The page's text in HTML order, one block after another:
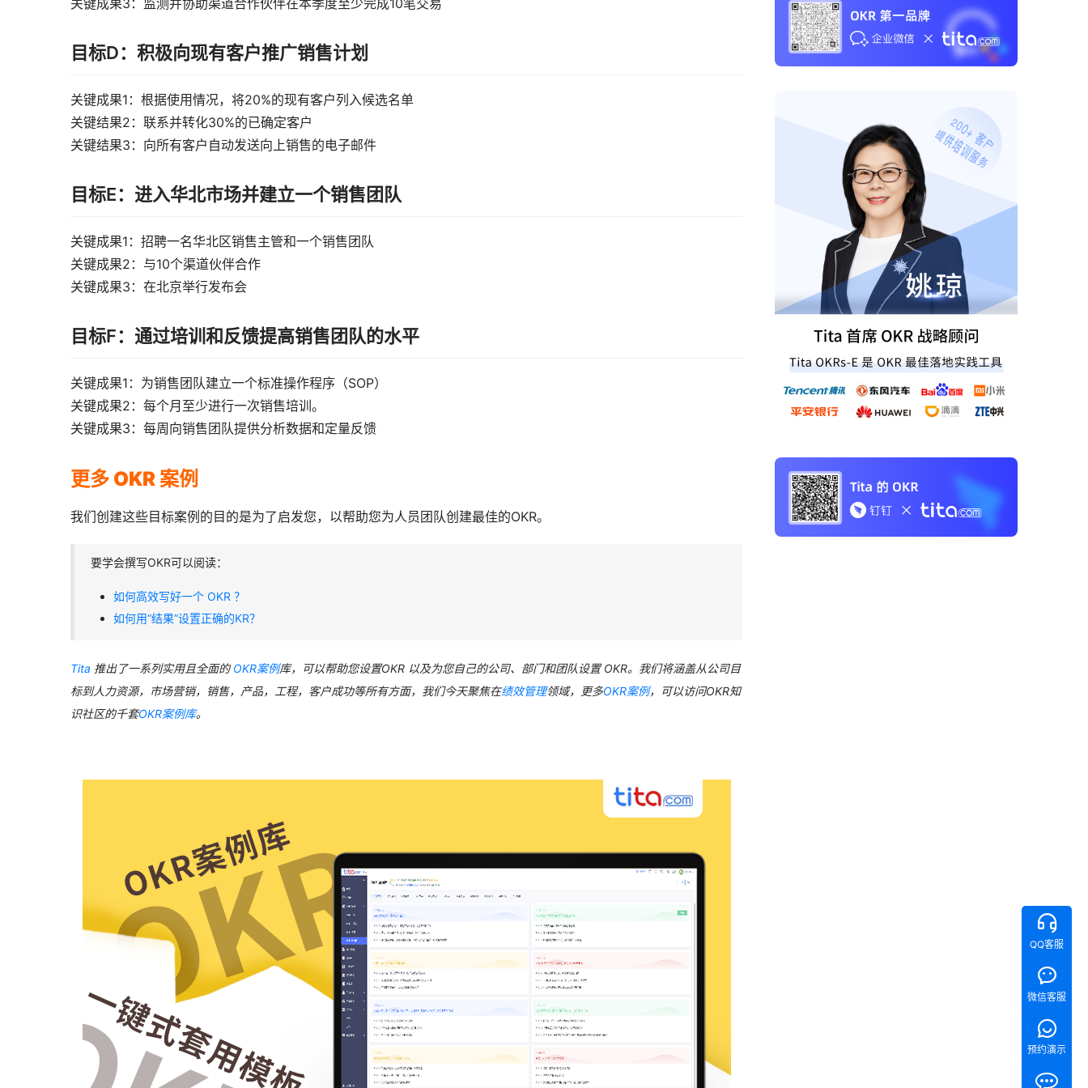
目标D：积极向现有客户推广销售计划
关键成果1：根据使用情况，将20%的现有客户列入候选名单
关键结果2：联系并转化30%的已确定客户
关键结果3：向所有客户自动发送向上销售的电子邮件
目标E：进入华北市场并建立一个销售团队
关键成果1：招聘一名华北区销售主管和一个销售团队
关键成果2：与10个渠道伙伴合作
关键成果3：在北京举行发布会
目标F：通过培训和反馈提高销售团队的水平
关键成果1：为销售团队建立一个标准操作程序（SOP）
关键成果2：每个月至少进行一次销售培训。
关键成果3：每周向销售团队提供分析数据和定量反馈
更多 OKR 案例
我们创建这些目标案例的目的是为了启发您，以帮助您为人员团队创建最佳的OKR。
要学会撰写OKR可以阅读：
如何高效写好一个 OKR ？
如何用“结果”设置正确的KR？
Tita 推出了一系列实用且全面的 OKR案例库，可以帮助您设置OKR 以及为您自己的公司、部门和团队设置 OKR。我们将涵盖从公司目
标到人力资源，市场营销，销售，产品，工程，客户成功等所有方面，我们今天聚焦在绩效管理领域，更多OKR案例，可以访问OKR知
识社区的千套OKR案例库。
QQ客服
微信客服
预约演示